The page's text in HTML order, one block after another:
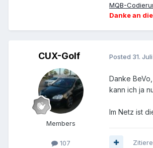
MQB-
Danke an
CUX-Golf
Members
107
Posted 31.
Danke BeVo,
kann ich ja
Im Netz ist